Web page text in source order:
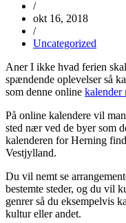
/
okt 16, 2018
/
Uncategorized
Aner I ikke hvad ferien
spændende oplevelser så
som denne online kalender
På online kalendere vil
sted nær ved de byer som
kalenderen for Herning
Vestjylland.
Du vil nemt se
bestemte steder, og du vil
genrer så du eksempelvis
kultur eller andet.